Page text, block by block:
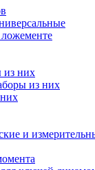
из них
из них
и